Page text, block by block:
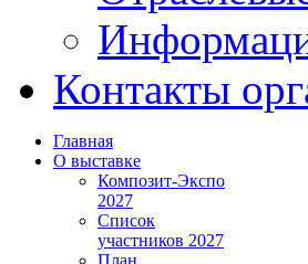
Контакты
Главная
О выставке
Композит-Экспо
2027
Список
участников 2027